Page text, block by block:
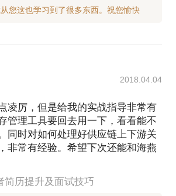
2018.04.04
凌厉，但是给我的实战指导非常有
管理工具要回去用一下，看看能不
同时对如何处理好供应链上下游关
非常有经验。希望下次还能和海燕
简历提升及面试技巧